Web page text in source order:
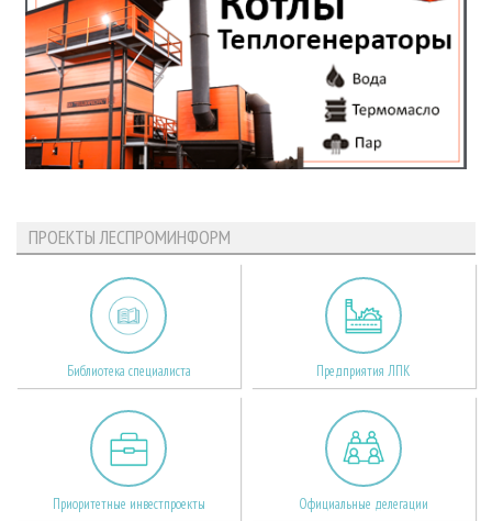
ПРОЕКТЫ ЛЕСПРОМИНФОРМ
Библиотека специалиста Предприятия ЛПК
Приоритетные инвестпроекты Официальные делегации